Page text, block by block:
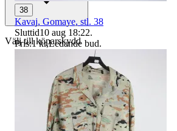
Välj till köparskydd
38
Kavaj, Gomaye, stl. 38
Sluttid10 aug 18:22.
Pris:1 kr,Ledande bud.